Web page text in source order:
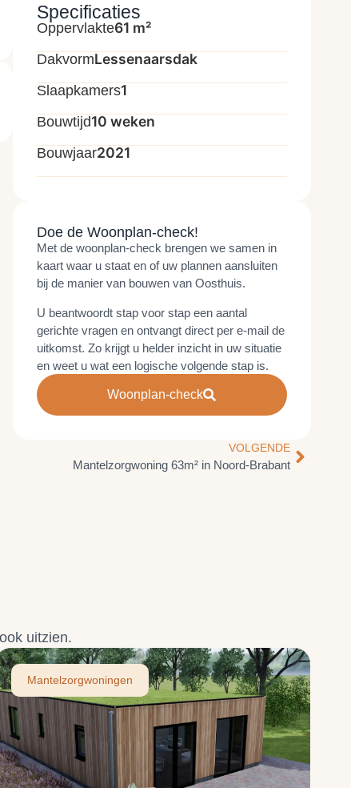
Specificaties
Oppervlakte61 m²
DakvormLessenaarsdak
Slaapkamers1
Bouwtijd10 weken
Bouwjaar2021
Doe de Woonplan-check!
Met de woonplan-check brengen we samen in
kaart waar u staat en of uw plannen aansluiten
bij de manier van bouwen van Oosthuis.
U beantwoordt stap voor stap een aantal
gerichte vragen en ontvangt direct per e-mail de
uitkomst. Zo krijgt u helder inzicht in uw situatie
en weet u wat een logische volgende stap is.
Woonplan-check
VOLGENDE
Mantelzorgwoning 63m² in Noord-Brabant
uitzien.
Mantelzorgwoningen